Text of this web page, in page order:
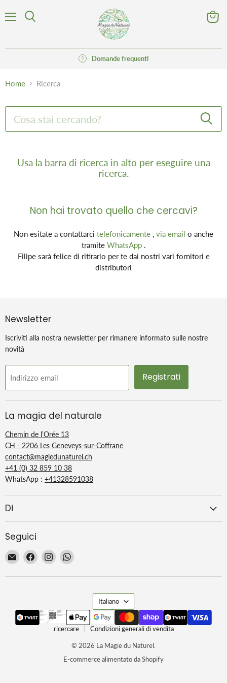
Domande frequenti
Home Ricerca
Cerca
Usa la barra di ricerca in alto per eseguire una
ricerca.
Non hai trovato quello che cercavi?
Non esitate a contattarci telefonicamente , via email o anche
tramite WhatsApp.
Filipe sarà felice di ritirarlo per te dai nostri vari fornitori e
distributori
Newsletter
Iscriviti alla nostra newsletter per rimanere informato sulle nostre
novità
Indirizzo email Registrati
La magia del naturale
Chemin de l’Orée 13
CH - 2206 Les Geneveys-sur-Coffrane
contact@magiedunaturel.ch
+41 (0) 32 859 10 38
WhatsApp : +41328591038
Di
Seguici
Email
Magie
Trovaci
Facebook
Trovaci
Instagram
Trovaci
WhatsApp
Lingua
Italiano
ricercare Condizioni generali di vendita
© 2026 La Magie du Naturel.
E-commerce alimentato da Shopify